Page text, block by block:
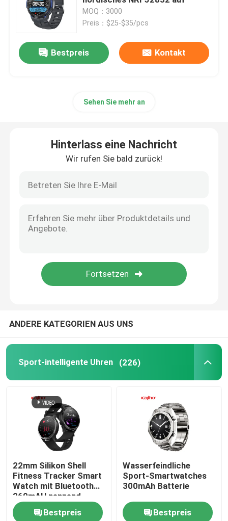
4G-Smartwatch
4G-Cloud-Telefon
Wasserdichte Smartwatch
Herz Rate Smartwatch
Blutdruck Smartwatch
Körper-Temperatur Smartwatch
Eignungs-Verfolger Smartwatch
Touch Screen Smartwatch
Intelligente Manschetten-Uhr
Quadratische Skala Smartwatch
MOQ：3000
Preis：$25-$35/pcs
Bestpreis Kontakt
Sehen Sie mehr an
Hinterlass eine Nachricht
Wir rufen Sie bald zurück!
ANDERE KATEGORIEN AUS UNS
Sport-intelligente Uhren (226)
22mm Silikon Shell
Fitness Tracker Smart
Watch mit Bluetooth
260mAH nennend
Bestpreis
Wasserfeindliche
Sport-Smartwatches
300mAh Batterie
Bestpreis